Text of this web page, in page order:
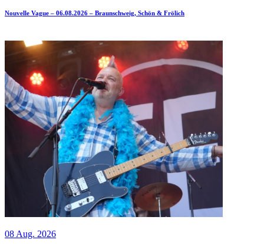
Nouvelle Vague – 06.08.2026 – Braunschweig, Schön & Frölich
08 Aug. 2026